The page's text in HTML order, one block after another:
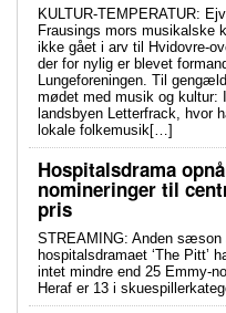
KULTUR-TEMPERATUR:
Frausings mors musikalske
ikke gået i arv til Hvidovre-
der for nylig er blevet
Lungeforeningen. Til
mødet med musik og kultur:
landsbyen Letterfrack, hvor
lokale folkemusik[…]
Hospitalsdrama
nomineringer til
pris
STREAMING: Anden sæson
hospitalsdramaet ‘The Pitt’
intet mindre end 25 Emmy-
Heraf er 13 i